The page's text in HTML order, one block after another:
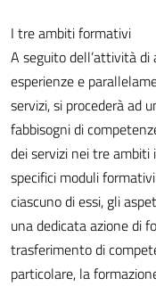
I tre ambiti formativi
A seguito dell’attività
esperienze e
servizi, si procederà ad
fabbisogni di
dei servizi nei tre ambiti
specifici moduli
ciascuno di essi, gli
una dedicata azione di
trasferimento di
particolare, la